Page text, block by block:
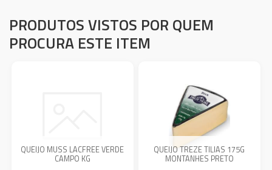
PRODUTOS VISTOS POR QUEM
PROCURA ESTE ITEM
QUEIJO MUSS LACFREE VERDE
CAMPO KG
QUEIJO TREZE TILIAS 175G
MONTANHES PRETO